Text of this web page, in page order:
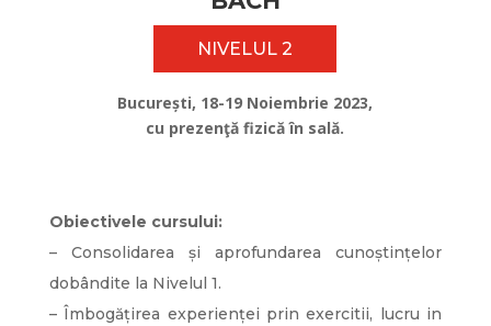
NIVELUL 2
București, 18-19 Noiembrie 2023,
cu prezenţă fizică în sală.
Obiectivele cursului:
– Consolidarea și aprofundarea cunoștințelor
dobândite la Nivelul 1.
– Îmbogățirea experienței prin exercitii, lucru in